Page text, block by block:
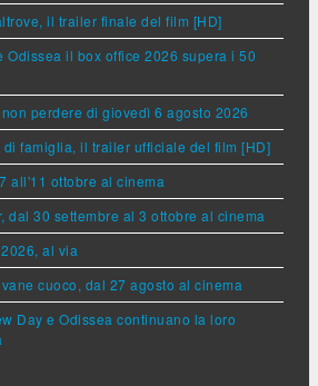
il trailer finale del film [HD]
Odissea il box office 2026 supera i 50
perdere di giovedì 6 agosto 2026
famiglia, il trailer ufficiale del film [HD]
all'11 ottobre al cinema
dal 30 settembre al 3 ottobre al cinema
al via
cuoco, dal 27 agosto al cinema
Day e Odissea continuano la loro